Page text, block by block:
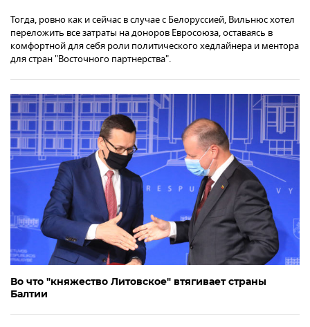
Тогда, ровно как и сейчас в случае с Белоруссией, Вильнюс хотел
переложить все затраты на доноров Евросоюза, оставаясь в
комфортной для себя роли политического хедлайнера и ментора
для стран "Восточного партнерства".
Во что "княжество Литовское" втягивает страны
Балтии